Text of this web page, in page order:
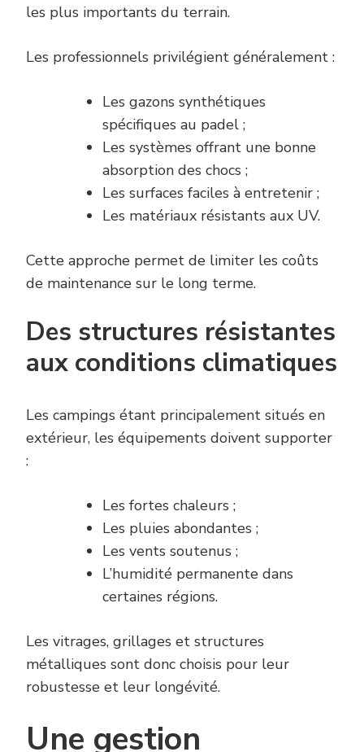
les plus importants du terrain.
Les professionnels privilégient généralement :
Les gazons synthétiques
spécifiques au padel ;
Les systèmes offrant une bonne
absorption des chocs ;
Les surfaces faciles à entretenir ;
Les matériaux résistants aux UV.
Cette approche permet de limiter les coûts
de maintenance sur le long terme.
Des structures résistantes
aux conditions climatiques
Les campings étant principalement situés en
extérieur, les équipements doivent supporter
:
Les fortes chaleurs ;
Les pluies abondantes ;
Les vents soutenus ;
L’humidité permanente dans
certaines régions.
Les vitrages, grillages et structures
métalliques sont donc choisis pour leur
robustesse et leur longévité.
Une gestion